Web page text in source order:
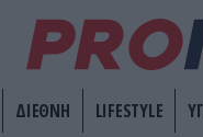
ΔΙΕΘΝΗ LIFESTYLE